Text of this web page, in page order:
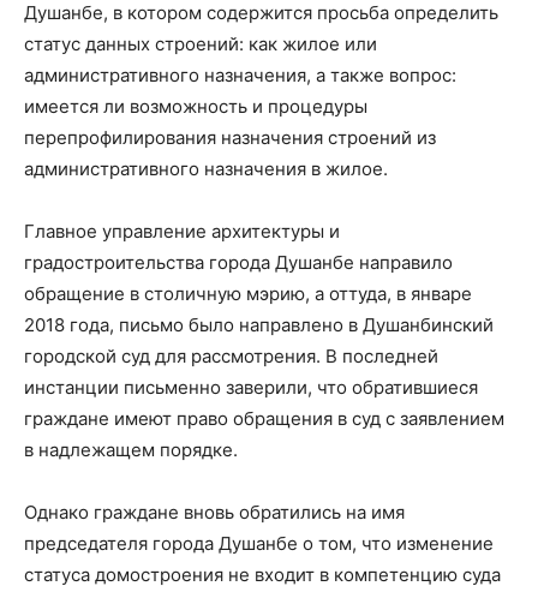
Душанбе, в котором содержится просьба определить
статус данных строений: как жилое или
административного назначения, а также вопрос:
имеется ли возможность и процедуры
перепрофилирования назначения строений из
административного назначения в жилое.
Главное управление архитектуры и
градостроительства города Душанбе направило
обращение в столичную мэрию, а оттуда, в январе
2018 года, письмо было направлено в Душанбинский
городской суд для рассмотрения. В последней
инстанции письменно заверили, что обратившиеся
граждане имеют право обращения в суд с заявлением
в надлежащем порядке.
Однако граждане вновь обратились на имя
председателя города Душанбе о том, что изменение
статуса домостроения не входит в компетенцию суда